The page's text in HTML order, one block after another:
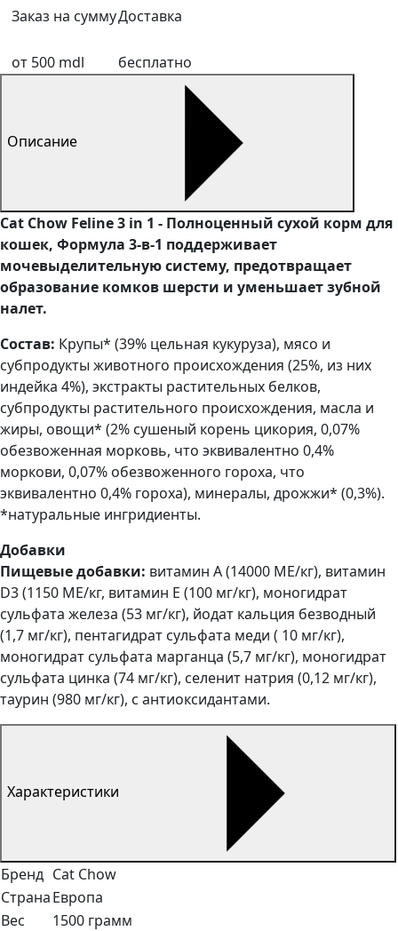
Заказ на суммуДоставка
от 500 mdl бесплатно
Описание
Cat Chow Feline 3 in 1 - Полноценный сухой корм для
кошек, Формула 3-в-1 поддерживает
мочевыделительную систему, предотвращает
образование комков шерсти и уменьшает зубной
налет.
Состав: Крупы* (39% цельная кукуруза), мясо и
субпродукты животного происхождения (25%, из них
индейка 4%), экстракты растительных белков,
субпродукты растительного происхождения, масла и
жиры, овощи* (2% сушеный корень цикория, 0,07%
обезвоженная морковь, что эквивалентно 0,4%
моркови, 0,07% обезвоженного гороха, что
эквивалентно 0,4% гороха), минералы, дрожжи* (0,3%).
*натуральные ингридиенты.
Добавки
Пищевые добавки: витамин А (14000 МЕ/кг), витамин
D3 (1150 МЕ/кг, витамин Е (100 мг/кг), моногидрат
сульфата железа (53 мг/кг), йодат кальция безводный
(1,7 мг/кг), пентагидрат сульфата меди ( 10 мг/кг),
моногидрат сульфата марганца (5,7 мг/кг), моногидрат
сульфата цинка (74 мг/кг), селенит натрия (0,12 мг/кг),
таурин (980 мг/кг), с антиоксидантами.
Характеристики
Бренд Cat Chow
СтранаЕвропа
Вес
1500 грамм